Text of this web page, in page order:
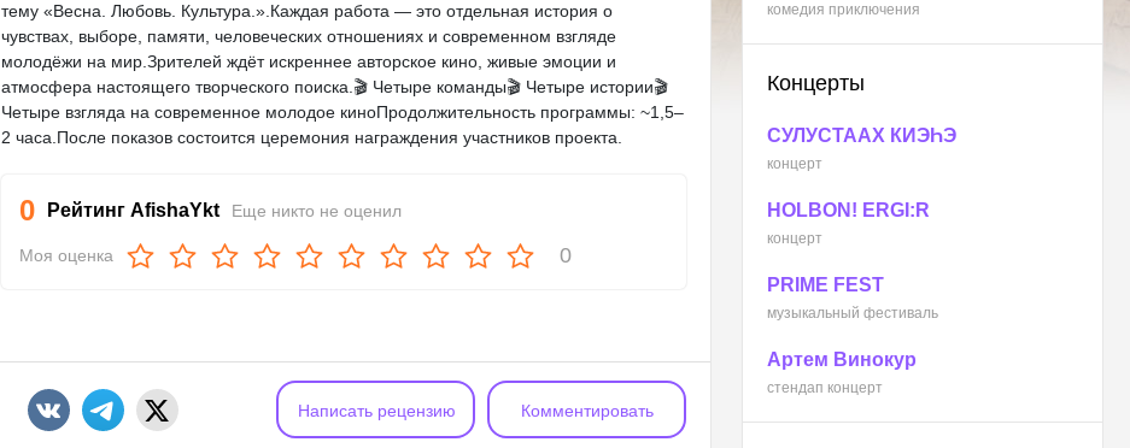
тему «Весна. Любовь. Культура.».Каждая работа — это отдельная история о
чувствах, выборе, памяти, человеческих отношениях и современном взгляде
молодёжи на мир.Зрителей ждёт искреннее авторское кино, живые эмоции и
атмосфера настоящего творческого поиска.🎬 Четыре команды🎬 Четыре истории🎬
Четыре взгляда на современное молодое киноПродолжительность программы: ~1,5–
2 часа.После показов состоится церемония награждения участников проекта.
0 Рейтинг AfishaYkt Еще никто не оценил
Моя оценка 0
Написать рецензию Комментировать
комедия приключения
Концерты
СУЛУСТААХ КИЭҺЭ
концерт
HOLBON! ERGI:R
концерт
PRIME FEST
музыкальный фестиваль
Артем Винокур
стендап концерт